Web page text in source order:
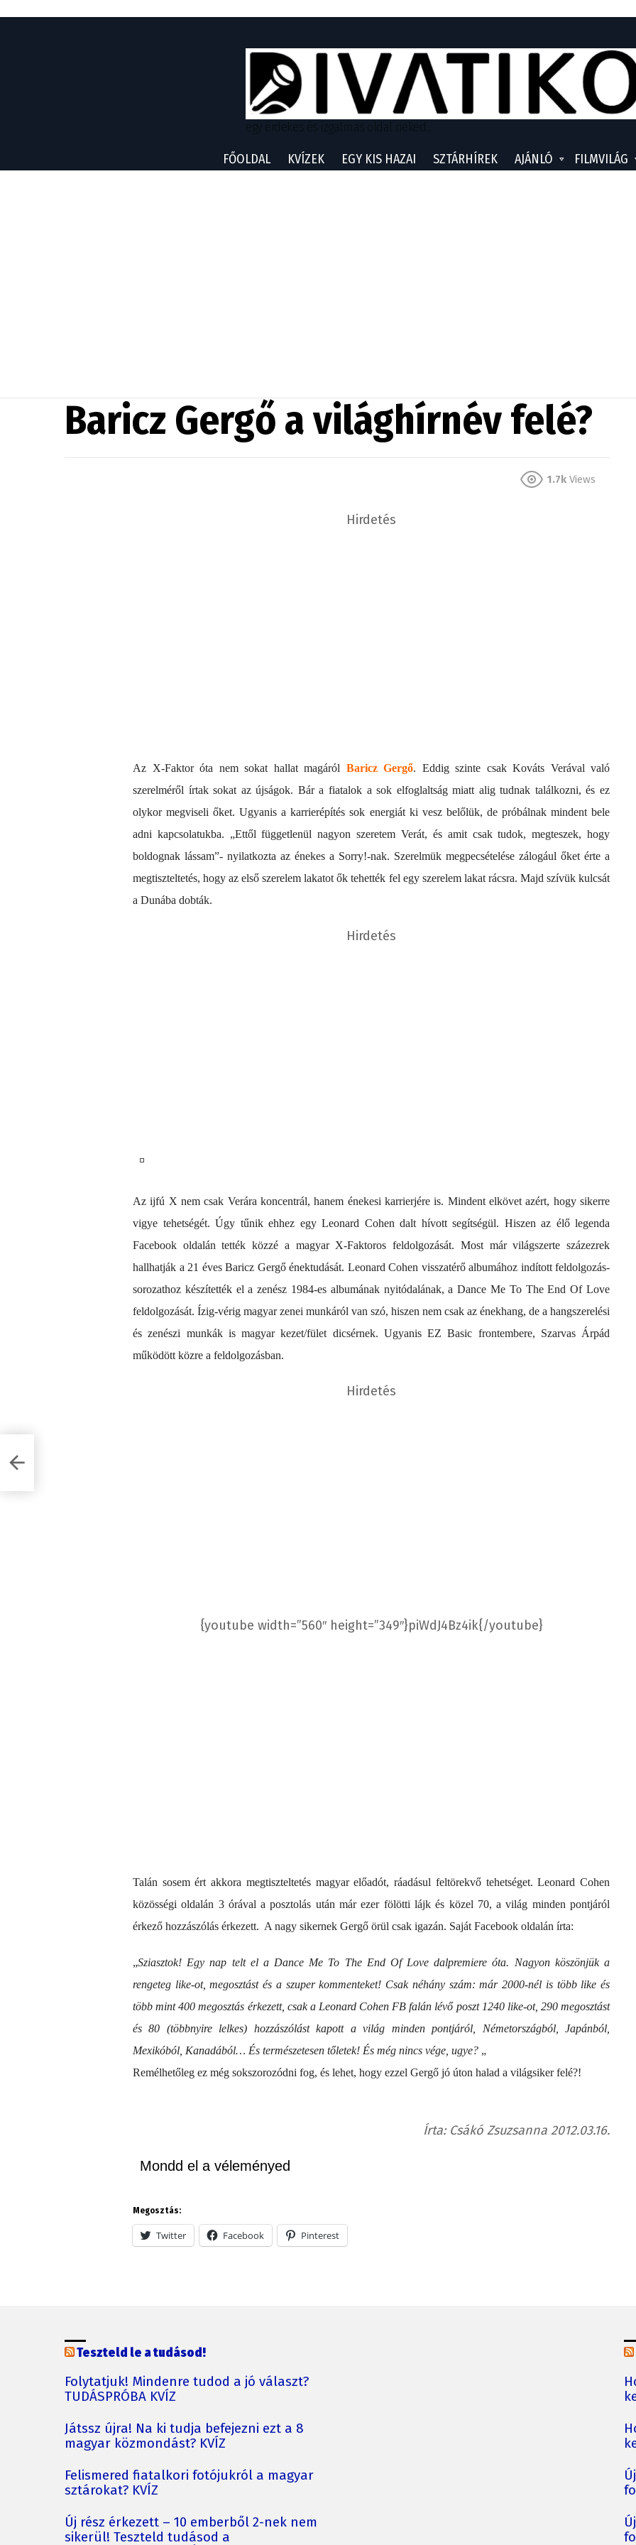
FŐOLDAL KVÍZEK EGY KIS HAZAI SZTÁRHÍREK AJÁNLÓ FILMVILÁG
Baricz Gergő a világhírnév felé?
1.7k Views
Hirdetés
Az X-Faktor óta nem sokat hallat magáról Baricz Gergő. Eddig szinte csak Kováts Verával való
szerelméről írtak sokat az újságok. Bár a fiatalok a sok elfoglaltság miatt alig tudnak találkozni, és ez
olykor megviseli őket. Ugyanis a karrierépítés sok energiát ki vesz belőlük, de próbálnak mindent bele
adni kapcsolatukba. „Ettől függetlenül nagyon szeretem Verát, és amit csak tudok, megteszek, hogy
boldognak lássam”- nyilatkozta az énekes a Sorry!-nak. Szerelmük megpecsételése zálogául őket érte a
megtiszteltetés, hogy az első szerelem lakatot ők tehették fel egy szerelem lakat rácsra. Majd szívük kulcsát
a Dunába dobták.
Hirdetés
Az ijfú X nem csak Verára koncentrál, hanem énekesi karrierjére is. Mindent elkövet azért, hogy sikerre
vigye tehetségét. Úgy tűnik ehhez egy Leonard Cohen dalt hívott segítségül. Hiszen az élő legenda
Facebook oldalán tették közzé a magyar X-Faktoros feldolgozását. Most már világszerte százezrek
hallhatják a 21 éves Baricz Gergő énektudását. Leonard Cohen visszatérő albumához indított feldolgozás-
sorozathoz készítették el a zenész 1984-es albumának nyitódalának, a Dance Me To The End Of Love
feldolgozását. Ízig-vérig magyar zenei munkáról van szó, hiszen nem csak az énekhang, de a hangszerelési
és zenészi munkák is magyar kezet/fület dicsérnek. Ugyanis EZ Basic frontembere, Szarvas Árpád
működött közre a feldolgozásban.
Hirdetés
{youtube width=”560″ height=”349″}piWdJ4Bz4ik{/youtube}
Talán sosem ért akkora megtiszteltetés magyar előadót, ráadásul feltörekvő tehetséget. Leonard Cohen
közösségi oldalán 3 órával a posztolás után már ezer fölötti lájk és közel 70, a világ minden pontjáról
érkező hozzászólás érkezett. A nagy sikernek Gergő örül csak igazán. Saját Facebook oldalán írta:
„Sziasztok! Egy nap telt el a Dance Me To The End Of Love dalpremiere óta. Nagyon köszönjük a
rengeteg like-ot, megosztást és a szuper kommenteket! Csak néhány szám: már 2000-nél is több like és
több mint 400 megosztás érkezett, csak a Leonard Cohen FB falán lévő poszt 1240 like-ot, 290 megosztást
és 80 (többnyire lelkes) hozzászólást kapott a világ minden pontjáról, Németországból, Japánból,
Mexikóból, Kanadából… És természetesen tőletek! És még nincs vége, ugye? „
Remélhetőleg ez még sokszorozódni fog, és lehet, hogy ezzel Gergő jó úton halad a világsiker felé?!
Írta: Csákó Zsuzsanna 2012.03.16.
Mondd el a véleményed
Megosztás:
Twitter Facebook Pinterest
Teszteld le a tudásod!
Folytatjuk! Mindenre tudod a jó választ?
TUDÁSPRÓBA KVÍZ
Játssz újra! Na ki tudja befejezni ezt a 8
magyar közmondást? KVÍZ
Felismered fiatalkori fotójukról a magyar
sztárokat? KVÍZ
Új rész érkezett – 10 emberből 2-nek nem
sikerül! Teszteld tudásod a